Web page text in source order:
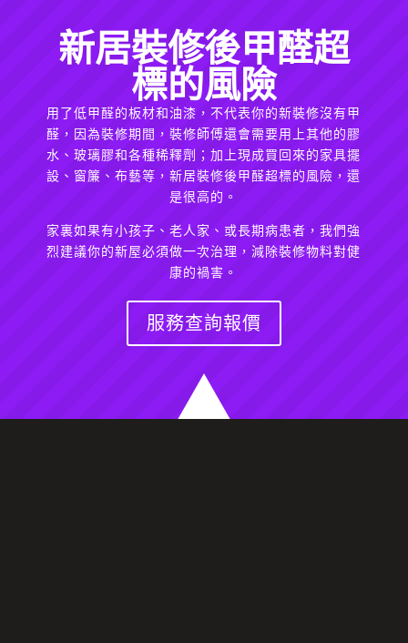
新居裝修後甲醛超
標的風險
用了低甲醛的板材和油漆，不代表你的新裝修沒有甲
醛，因為裝修期間，裝修師傅還會需要用上其他的膠
水、玻璃膠和各種稀釋劑；加上現成買回來的家具擺
設、窗簾、布藝等，新居裝修後甲醛超標的風險，還
是很高的。
家裏如果有小孩子、老人家、或長期病患者，我們強
烈建議你的新屋必須做一次治理，減除裝修物料對健
康的禍害。
服務查詢報價